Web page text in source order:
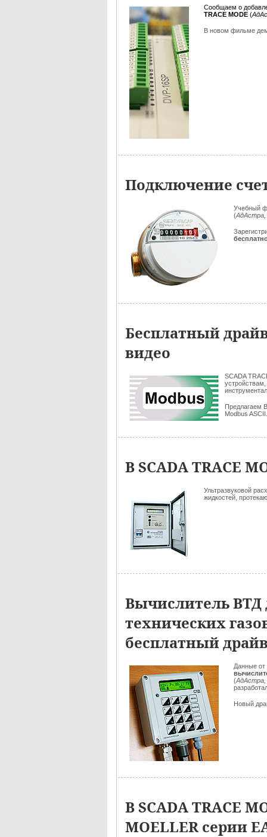
Сообщаем о
TRACE MODE (
В новом фильме
Подключение
Учебный
(АдАстра,
Бесплатный
видео
SCADA
Предлагаем
Modbus ASCII.
В SCADA TRACE
Ультразвуковой
жидкостей,
Вычислитель ВТД
технических
бесплатный
Данные от
(АдАстра,
Новый
В SCADA TRACE
MOELLER серии